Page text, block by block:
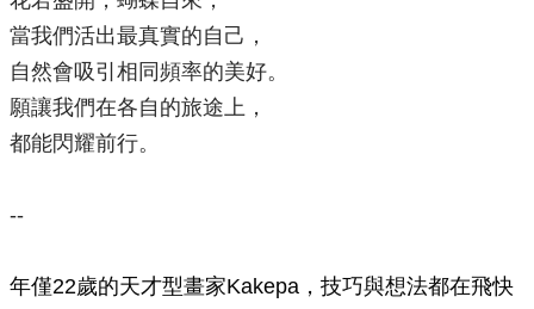
當我們活出最真實的自己，
自然會吸引相同頻率的美好。
願讓我們在各自的旅途上，
都能閃耀前行。
--
年僅22歲的天才型畫家Kakepa，技巧與想法都在飛快